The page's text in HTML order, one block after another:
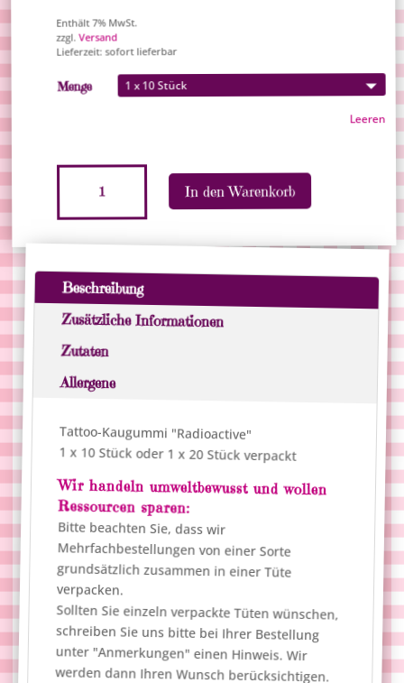
Enthält 7% MwSt.
zzgl.Versand
Lieferzeit: sofort lieferbar
Menge
Leeren
Tattoo-
Kaugummi
"Radioactive"
In den Warenkorb
t
e
r
a
t
v
e
Beschreibung
Zusätzliche Informationen
Zutaten
Allergene
Tattoo-Kaugummi "Radioactive"
1 x 10 Stück oder 1 x 20 Stück verpackt
Wir handeln umweltbewusst und wollen
Ressourcen sparen:
Bitte beachten Sie, dass wir
Mehrfachbestellungen von einer Sorte
grundsätzlich zusammen in einer Tüte
verpacken.
Sollten Sie einzeln verpackte Tüten wünschen,
schreiben Sie uns bitte bei Ihrer Bestellung
unter "Anmerkungen" einen Hinweis. Wir
werden dann Ihren Wunsch berücksichtigen.